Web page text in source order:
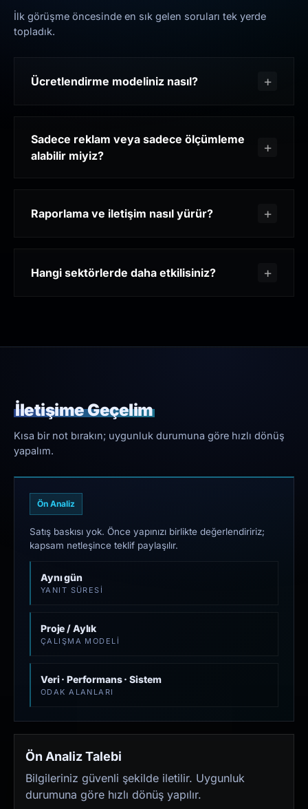
İlk görüşme öncesinde en sık gelen soruları tek yerde
topladık.
Ücretlendirme modeliniz nasıl?
Sadece reklam veya sadece ölçümleme
alabilir miyiz?
Raporlama ve iletişim nasıl yürür?
Hangi sektörlerde daha etkilisiniz?
İletişime Geçelim
Kısa bir not bırakın; uygunluk durumuna göre hızlı dönüş
yapalım.
Ön Analiz
Satış baskısı yok. Önce yapınızı birlikte değerlendiririz;
kapsam netleşince teklif paylaşılır.
Aynı gün
YANIT SÜRESI
Proje / Aylık
ÇALIŞMA MODELI
Veri · Performans · Sistem
ODAK ALANLARI
Ön Analiz Talebi
Bilgileriniz güvenli şekilde iletilir. Uygunluk
durumuna göre hızlı dönüş yapılır.